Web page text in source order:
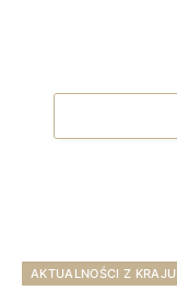
AKTUALNOŚCI Z KRAJU